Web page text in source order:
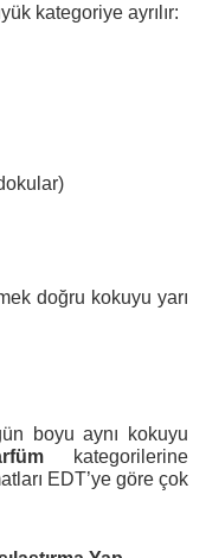
kategoriye ayrılır:
doğru kokuyu yarı
boyu aynı kokuyu
kategorilerine
EDT’ye göre çok